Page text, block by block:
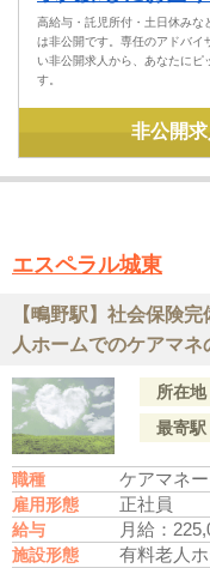
高給与・託児所付・土日休みな
は非公開です。専任のアドバイ
い非公開求人から、あなたにピ
す。
非公開
エスペラル城東
【鴫野駅】社会保険
人ホームでのケアマネ
所在地
最寄駅
職種 ケアマネ
雇用形態 正社員
給与 月給：
施設形態 有料老人